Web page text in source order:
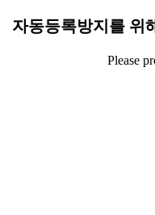
자동등록방지를 위
Please